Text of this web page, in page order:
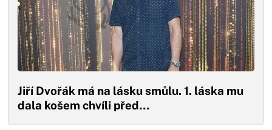
Jiří Dvořák má na lásku smůlu. 1. láska mu
dala košem chvíli před…